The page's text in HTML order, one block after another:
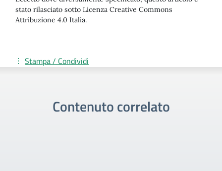
stato rilasciato sotto Licenza Creative Commons
Attribuzione 4.0 Italia.
Stampa / Condividi
Contenuto correlato